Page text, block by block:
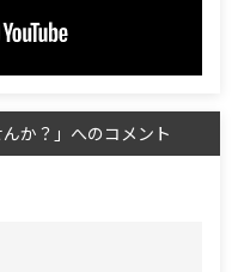
か？」へのコメント